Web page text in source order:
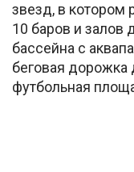
звезд, в котором
10 баров и залов
бассейна с
беговая дорожка
футбольная